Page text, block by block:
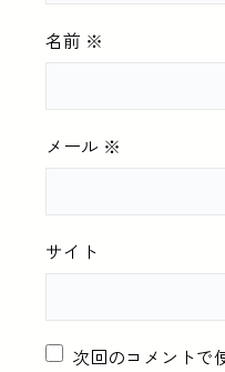
名前 ※
メール ※
サイト
次回のコメントで